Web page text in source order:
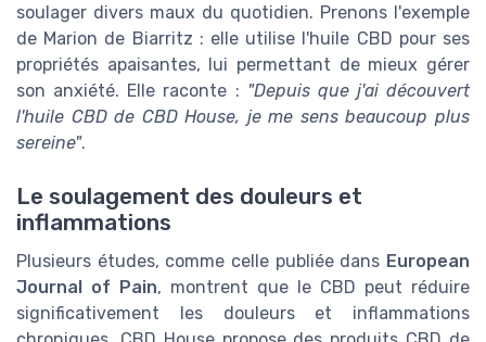
soulager divers maux du quotidien. Prenons l'exemple
de Marion de Biarritz : elle utilise l'huile CBD pour ses
propriétés apaisantes, lui permettant de mieux gérer
son anxiété. Elle raconte : "Depuis que j'ai découvert
l'huile CBD de CBD House, je me sens beaucoup plus
sereine".
Le soulagement des douleurs et
inflammations
Plusieurs études, comme celle publiée dans European
Journal of Pain, montrent que le CBD peut réduire
significativement les douleurs et inflammations